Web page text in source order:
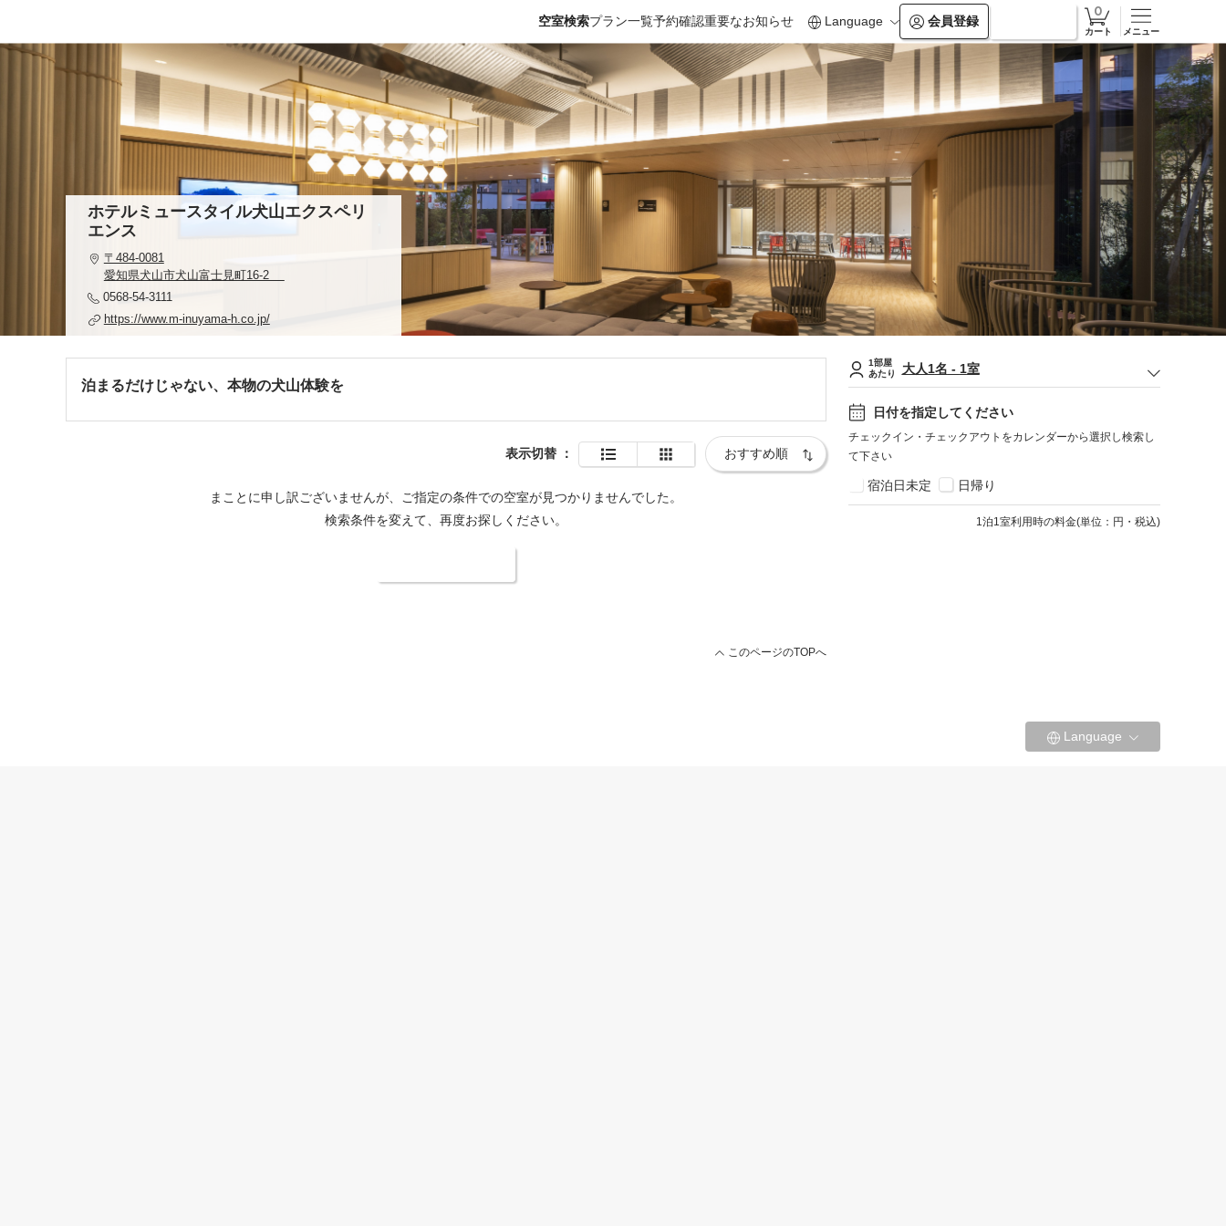
空室検索プラン一覧予約確認重要なお知らせ Language 会員登録
カート メニュー
ホテルミュースタイル犬山エクスペリ
エンス
〒484-0081
愛知県犬山市犬山富士見町16-2
0568-54-3111
https://www.m-inuyama-h.co.jp/
泊まるだけじゃない、本物の犬山体験を
表示切替 ：
まことに申し訳ございませんが、ご指定の条件での空室が見つかりませんでした。
検索条件を変えて、再度お探しください。
このページのTOPへ
1部屋
あたり
大人1名 - 1室
日付を指定してください
チェックイン・チェックアウトをカレンダーから選択し検索し
て下さい
宿泊日未定 日帰り
1 泊1室利用時の料金(単位：円・税込)
Language